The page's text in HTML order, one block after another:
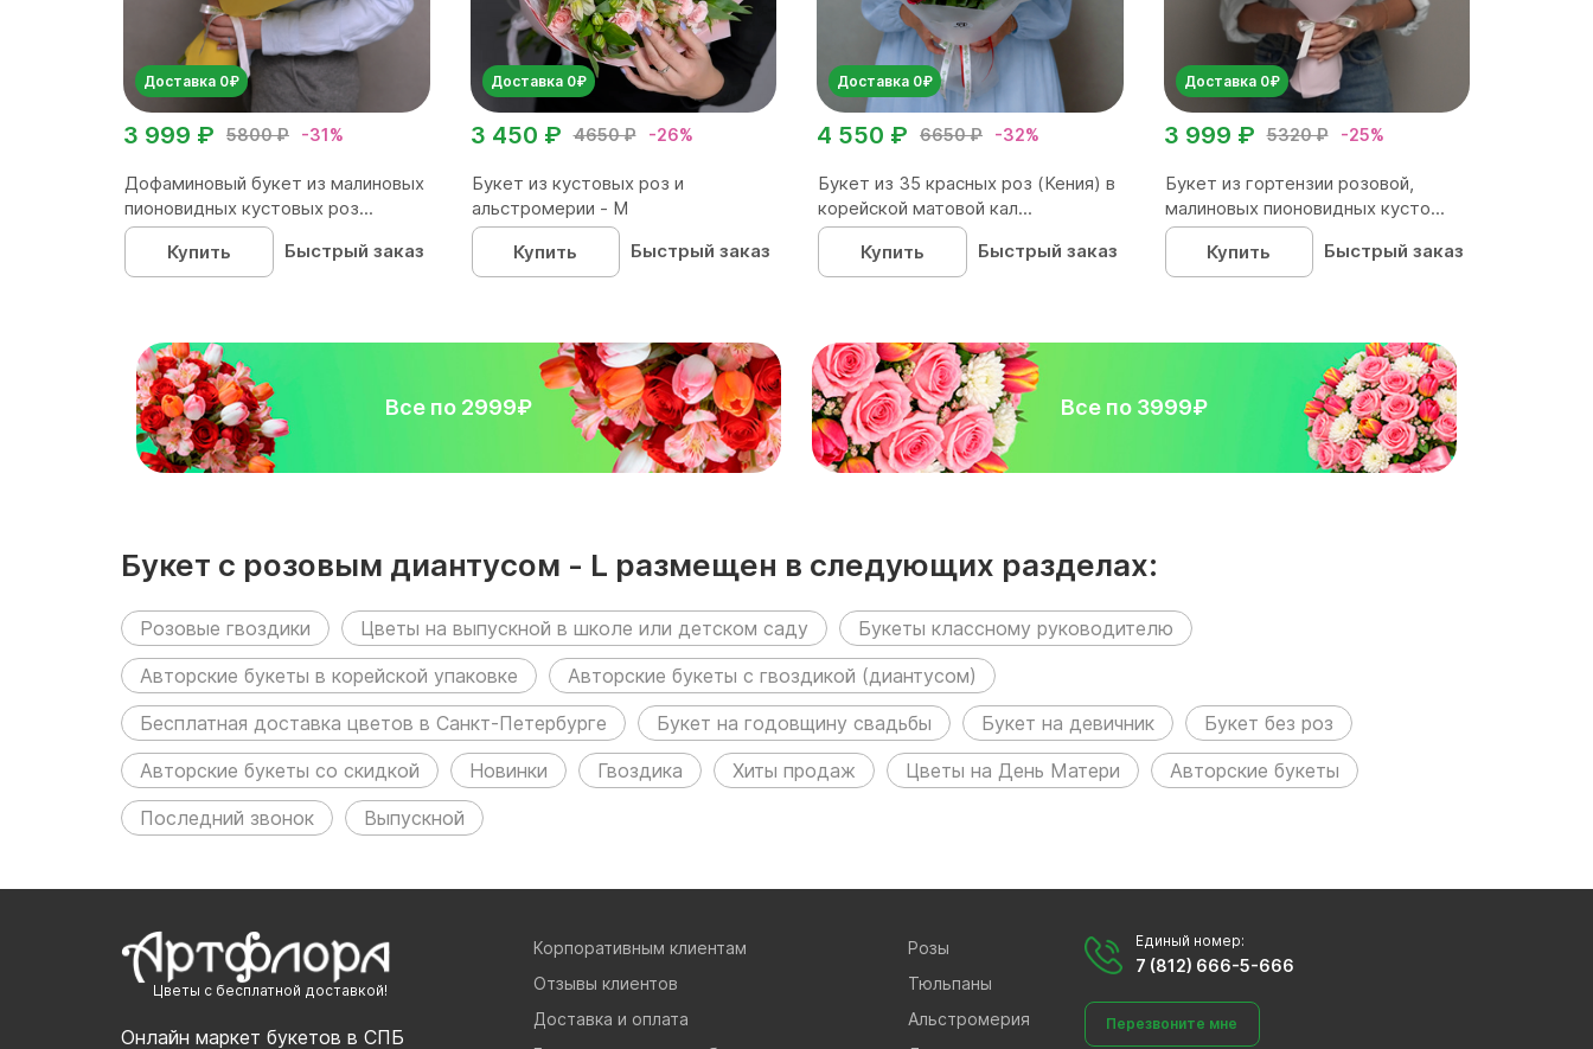
Доставка 0₽
5800 ₽ -31%
3 999 ₽
Дофаминовый букет из малиновых
пионовидных кустовых роз...
Купить
Быстрый заказ
Доставка 0₽
4650 ₽ -26%
3 450 ₽
Букет из кустовых роз и
альстромерии - М
Купить
Быстрый заказ
Доставка 0₽
6650 ₽ -32%
4 550 ₽
Букет из 35 красных роз (Кения) в
корейской матовой кал...
Купить
Быстрый заказ
Доставка 0₽
5320 ₽ -25%
3 999 ₽
Букет из гортензии розовой,
малиновых пионовидных кусто...
Купить
Быстрый заказ
Все по 2999₽ Все по 3999₽
Букет с розовым диантусом - L размещен в следующих разделах:
Розовые гвоздики Цветы на выпускной в школе или детском саду
Букеты классному руководителю
Авторские букеты в корейской упаковке
Авторские букеты с гвоздикой (диантусом)
Бесплатная доставка цветов в Санкт-Петербурге
Букет на годовщину свадьбы Букет на девичник
Букет без роз
Авторские букеты со скидкой
Новинки Гвоздика Хиты продаж Цветы на День Матери
Авторские букеты
Последний звонок
Выпускной
Цветы с бесплатной доставкой!
Онлайн маркет букетов в СПБ
Корпоративным клиентам
Отзывы клиентов
Доставка и оплата
Розы
Тюльпаны
Альстромерия
Единый номер:
7 (812) 666-5-666
Перезвоните мне